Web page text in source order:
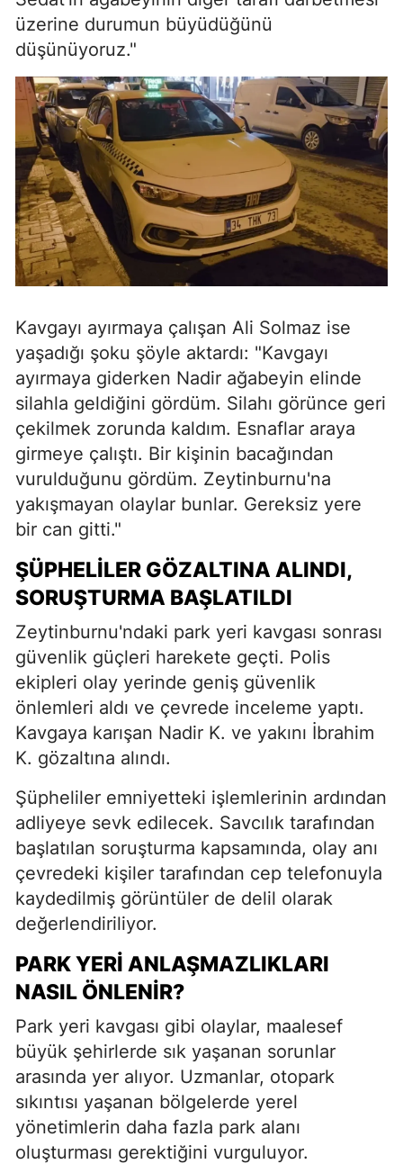
üzerine durumun büyüdüğünü
düşünüyoruz."
Kavgayı ayırmaya çalışan Ali Solmaz ise
yaşadığı şoku şöyle aktardı: "Kavgayı
ayırmaya giderken Nadir ağabeyin elinde
silahla geldiğini gördüm. Silahı görünce geri
çekilmek zorunda kaldım. Esnaflar araya
girmeye çalıştı. Bir kişinin bacağından
vurulduğunu gördüm. Zeytinburnu'na
yakışmayan olaylar bunlar. Gereksiz yere
bir can gitti."
ŞÜPHELILER GÖZALTINA ALINDI,
SORUŞTURMA BAŞLATILDI
Zeytinburnu'ndaki park yeri kavgası sonrası
güvenlik güçleri harekete geçti. Polis
ekipleri olay yerinde geniş güvenlik
önlemleri aldı ve çevrede inceleme yaptı.
Kavgaya karışan Nadir K. ve yakını İbrahim
K. gözaltına alındı.
Şüpheliler emniyetteki işlemlerinin ardından
adliyeye sevk edilecek. Savcılık tarafından
başlatılan soruşturma kapsamında, olay anı
çevredeki kişiler tarafından cep telefonuyla
kaydedilmiş görüntüler de delil olarak
değerlendiriliyor.
PARK YERI ANLAŞMAZLIKLARI
NASIL ÖNLENIR?
Park yeri kavgası gibi olaylar, maalesef
büyük şehirlerde sık yaşanan sorunlar
arasında yer alıyor. Uzmanlar, otopark
sıkıntısı yaşanan bölgelerde yerel
yönetimlerin daha fazla park alanı
oluşturması gerektiğini vurguluyor.